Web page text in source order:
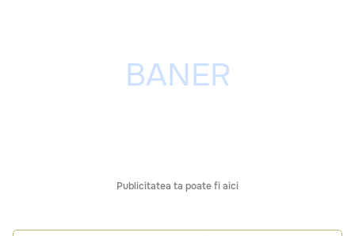
Publicitatea ta poate fi aici